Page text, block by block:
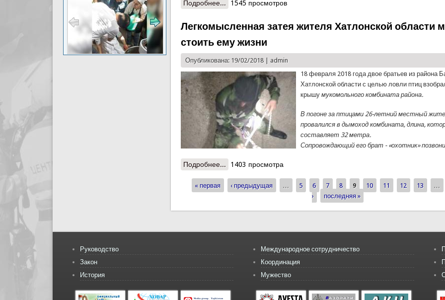
Подробнее... о В Шахринавском районе состоялось заседание районной
1545 просмотров
Легкомысленная затея жителя Хатлонской области
стоить ему жизни
Опубликована: 19/02/2018 | admin
18 февраля 2018 года двое братьев из района
Хатлонской области с целью ловли птиц
крышумукомольного комбината района.
В погоне за птицами 26-летний местный
провалился в дымоход комбината, длина,
составляет 32 метра.
Сопровождающий его брат - «охотник»
Подробнее... о Легкомысленная затея жителя Хатлонской области могла стоить
1403 просмотра
Страницы
« первая ‹ предыдущая … 5 6 7 8 9 10 11 12 13 …
›
последняя »
Руководство
Закон
История
Международное сотрудничество
Координация
Мужество